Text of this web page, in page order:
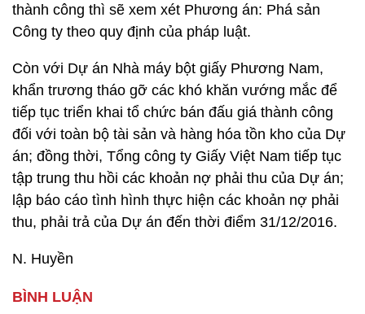
thành công thì sẽ xem xét Phương án: Phá sản
Công ty theo quy định của pháp luật.
Còn với Dự án Nhà máy bột giấy Phương Nam,
khẩn trương tháo gỡ các khó khăn vướng mắc để
tiếp tục triển khai tổ chức bán đấu giá thành công
đối với toàn bộ tài sản và hàng hóa tồn kho của Dự
án; đồng thời, Tổng công ty Giấy Việt Nam tiếp tục
tập trung thu hồi các khoản nợ phải thu của Dự án;
lập báo cáo tình hình thực hiện các khoản nợ phải
thu, phải trả của Dự án đến thời điểm 31/12/2016.
N. Huyền